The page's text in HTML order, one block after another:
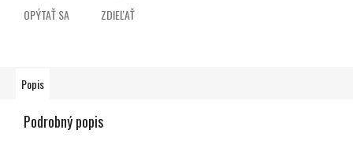
OPÝTAŤ SA ZDIEĽAŤ
Popis
Podrobný popis